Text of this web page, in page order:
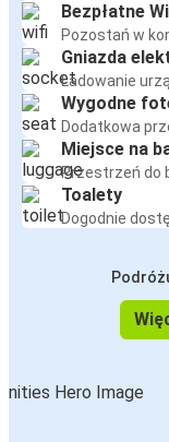
Bezpłatne
Pozostań w
Gniazda
Ładowanie
Wygodne
Dodatkowa
Miejsce na
Przestrzeń do
Toalety
Dogodnie